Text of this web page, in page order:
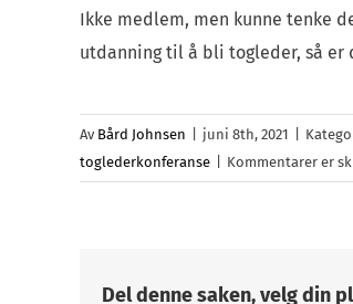
Ikke medlem, men kunne tenke
utdanning til å bli togleder, så er
Av Bård Johnsen juni 8th, 2021
toglederkonferanse
Kommentarer er
Del denne saken, velg din